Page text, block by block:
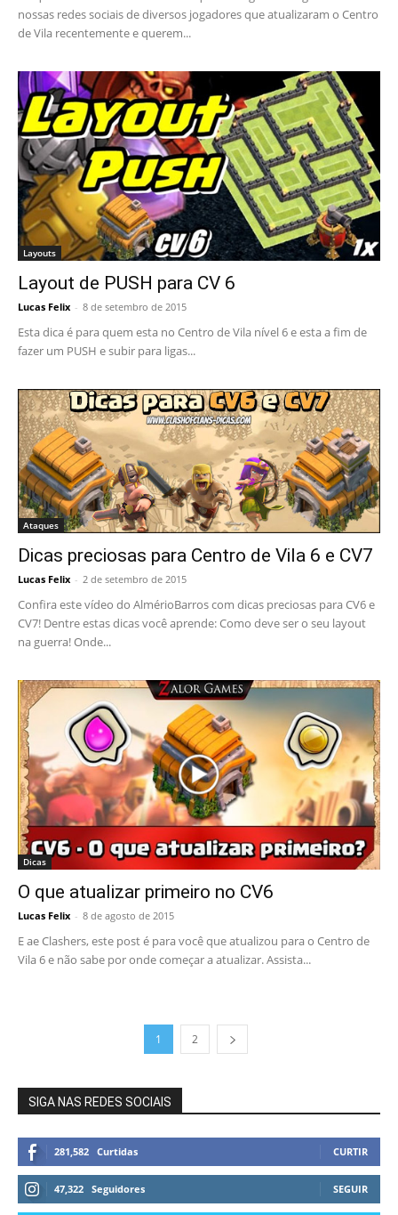
nossas redes sociais de diversos jogadores que atualizaram o Centro
de Vila recentemente e querem...
Layouts
Layout de PUSH para CV 6
Lucas Felix - 8 de setembro de 2015
Esta dica é para quem esta no Centro de Vila nível 6 e esta a fim de
fazer um PUSH e subir para ligas...
Ataques
Dicas preciosas para Centro de Vila 6 e CV7
Lucas Felix - 2 de setembro de 2015
Confira este vídeo do AlmérioBarros com dicas preciosas para CV6 e
CV7! Dentre estas dicas você aprende: Como deve ser o seu layout
na guerra! Onde...
Dicas
O que atualizar primeiro no CV6
Lucas Felix - 8 de agosto de 2015
E ae Clashers, este post é para você que atualizou para o Centro de
Vila 6 e não sabe por onde começar a atualizar. Assista...
1 2
SIGA NAS REDES SOCIAIS
281,582 Curtidas CURTIR
47,322 Seguidores SEGUIR